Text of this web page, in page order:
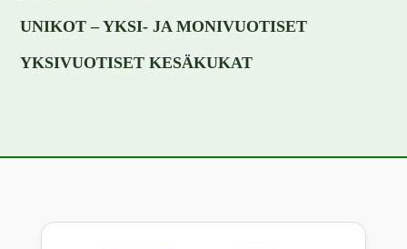
UNIKOT – YKSI- JA MONIVUOTISET
YKSIVUOTISET KESÄKUKAT